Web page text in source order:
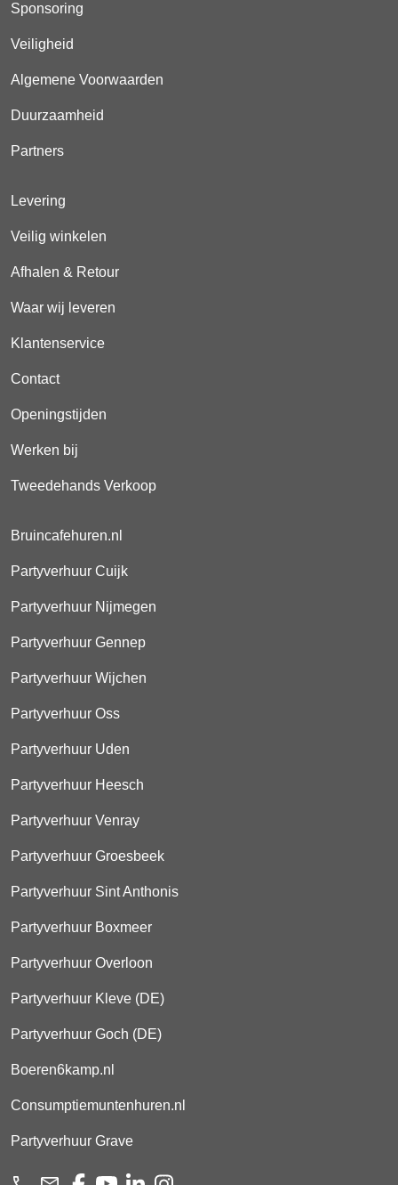
Sponsoring
Veiligheid
Algemene Voorwaarden
Duurzaamheid
Partners
Levering
Veilig winkelen
Afhalen & Retour
Waar wij leveren
Klantenservice
Contact
Openingstijden
Werken bij
Tweedehands Verkoop
Bruincafehuren.nl
Partyverhuur Cuijk
Partyverhuur Nijmegen
Partyverhuur Gennep
Partyverhuur Wijchen
Partyverhuur Oss
Partyverhuur Uden
Partyverhuur Heesch
Partyverhuur Venray
Partyverhuur Groesbeek
Partyverhuur Sint Anthonis
Partyverhuur Boxmeer
Partyverhuur Overloon
Partyverhuur Kleve (DE)
Partyverhuur Goch (DE)
Boeren6kamp.nl
Consumptiemuntenhuren.nl
Partyverhuur Grave